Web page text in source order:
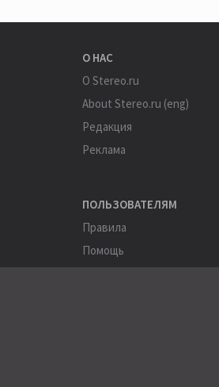
О НАС
О Stereo.ru
About Stereo.ru (eng)
Редакция
Реклама
ПОЛЬЗОВАТЕЛЯМ
Правила
Помощь